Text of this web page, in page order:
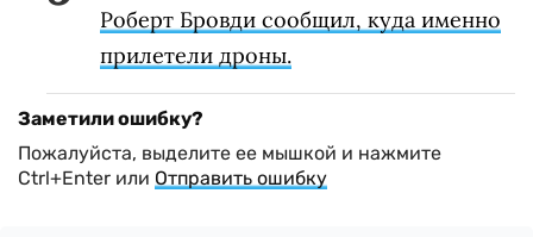
Роберт Бровди сообщил, куда именно
прилетели дроны.
Заметили ошибку?
Пожалуйста, выделите ее мышкой и нажмите
Ctrl+Enter или Отправить ошибку